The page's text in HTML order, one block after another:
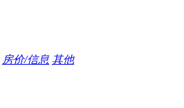
房价/信息 其他